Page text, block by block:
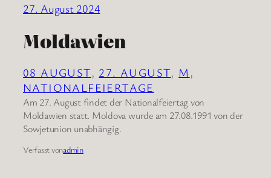
27. August 2024
Moldawien
08 AUGUST, 27. AUGUST, M
NATIONALFEIERTAGE
Am 27. August findet der Nationalfeiertag von
Moldawien statt. Moldova wurde am 27.08.1991 von der
Sowjetunion unabhängig.
Verfasst vonadmin